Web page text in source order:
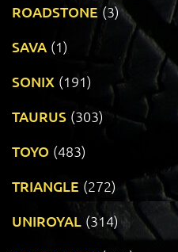
ROADSTONE (3)
SAVA (1)
SONIX (191)
TAURUS (303)
TOYO (483)
TRIANGLE (272)
UNIROYAL (314)